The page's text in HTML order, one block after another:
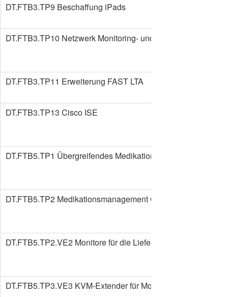
DT.FTB3.TP9 Beschaffung iPads
DT.FTB3.TP10 Netzwerk Monitoring- und Logmanagement
DT.FTB3.TP11 Erweiterung FAST LTA
DT.FTB3.TP13 Cisco ISE
DT.FTB5.TP1 Übergreifendes Medikationsmanagement
DT.FTB5.TP2 Medikationsmanagement Chemotherapie
DT.FTB5.TP2.VE2 Monitore für die Lieferapotheke
DT.FTB5.TP3.VE3 KVM-Extender für Monitore der